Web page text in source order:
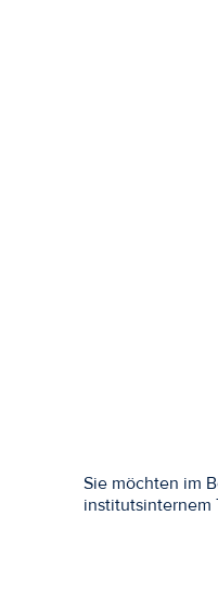
Sie möchten im
institutsinternem